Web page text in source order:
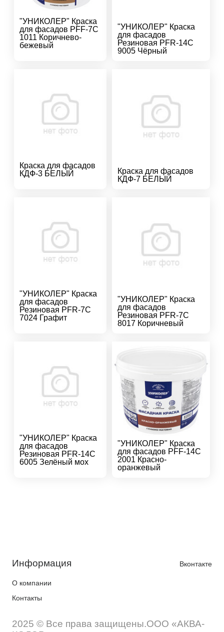
"УНИКОЛЕР" Краска
для фасадов PFF-7C
1011 Коричнево-
бежевый
"УНИКОЛЕР" Краска
для фасадов
Резиновая PFR-14C
9005 Чёрный
Краска для фасадов
КДФ-3 БЕЛЫЙ
Краска для фасадов
КДФ-7 БЕЛЫЙ
"УНИКОЛЕР" Краска
для фасадов
Резиновая PFR-7C
7024 Графит
"УНИКОЛЕР" Краска
для фасадов
Резиновая PFR-7C
8017 Коричневый
"УНИКОЛЕР" Краска
для фасадов
Резиновая PFR-14C
6005 Зелёный мох
"УНИКОЛЕР" Краска
для фасадов PFF-14C
2001 Красно-
оранжевый
Информация
О компании
Контакты
Вконтакте
2025 © Все права защищены.ООО «АКВА-